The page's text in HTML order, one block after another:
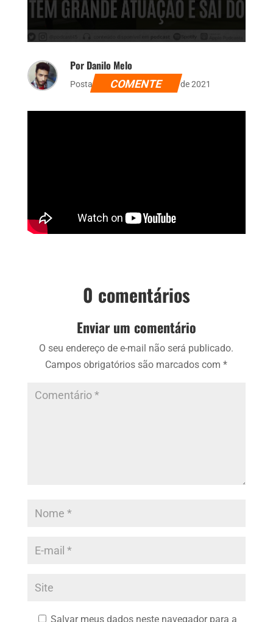
Por Danilo Melo
Postado dia 14 de novembro de 2021
COMENTE
0 comentários
Enviar um comentário
O seu endereço de e-mail não será publicado.
Campos obrigatórios são marcados com*
Salvar meus dados neste navegador para a